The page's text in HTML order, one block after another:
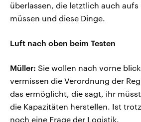
überlassen, die letztlich auch aufs
müssen und diese Dinge.
Luft nach oben beim Testen
Müller: Sie wollen nach vorne
vermissen die Verordnung der
das ermöglicht, die sagt, ihr
die Kapazitäten herstellen. Ist
noch eine Frage der Logistik.